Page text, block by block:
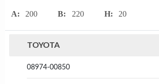
A: 200 B: 220 H: 20
TOYOTA
08974-00850